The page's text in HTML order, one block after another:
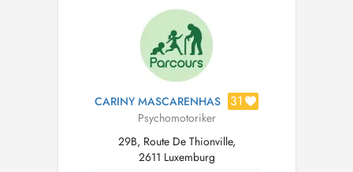
CARINY MASCARENHAS 31
Psychomotoriker
29B, Route De Thionville,
2611 Luxemburg